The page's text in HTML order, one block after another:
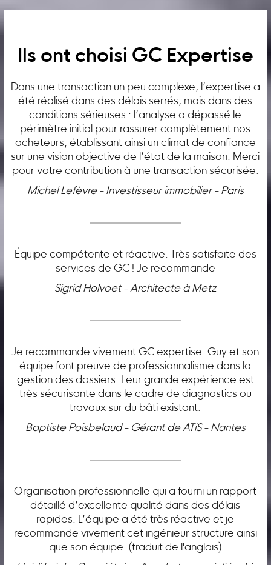
Ils ont choisi GC Expertise
Dans une transaction un peu complexe, l’expertise a
été réalisé dans des délais serrés, mais dans des
conditions sérieuses : l’analyse a dépassé le
périmètre initial pour rassurer complètement nos
acheteurs, établissant ainsi un climat de confiance
sur une vision objective de l’état de la maison. Merci
pour votre contribution à une transaction sécurisée.
Michel Lefèvre - Investisseur immobilier - Paris
Équipe compétente et réactive. Très satisfaite des
services de GC ! Je recommande
Sigrid Holvoet - Architecte à Metz
Je recommande vivement GC expertise. Guy et son
équipe font preuve de professionnalisme dans la
gestion des dossiers. Leur grande expérience est
très sécurisante dans le cadre de diagnostics ou
travaux sur du bâti existant.
Baptiste Poisbelaud - Gérant de ATiS - Nantes
Organisation professionnelle qui a fourni un rapport
détaillé d’excellente qualité dans des délais
rapides. L’équipe a été très réactive et je
recommande vivement cet ingénieur structure ainsi
que son équipe. (traduit de l'anglais)